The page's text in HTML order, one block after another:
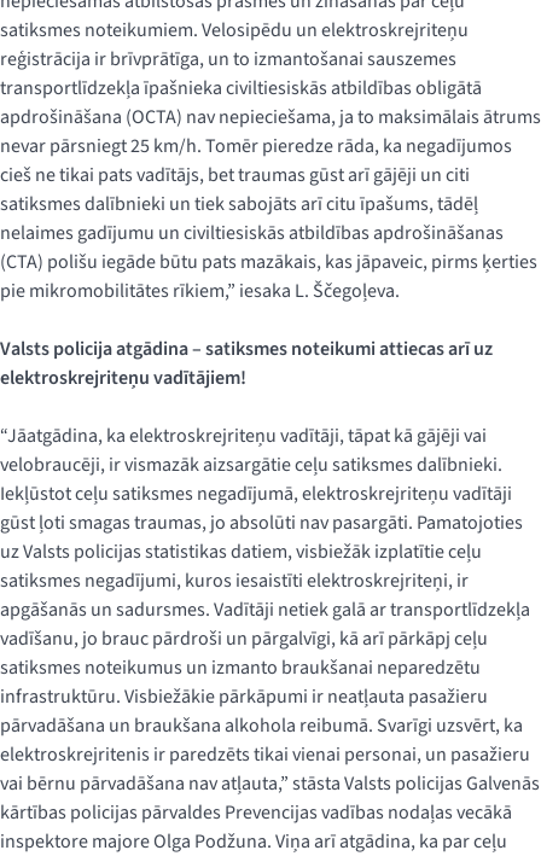
satiksmes noteikumiem. Velosipēdu un elektroskrejriteņu
reģistrācija ir brīvprātīga, un to izmantošanai sauszemes
transportlīdzekļa īpašnieka civiltiesiskās atbildības obligātā
apdrošināšana (OCTA) nav nepieciešama, ja to maksimālais ātrums
nevar pārsniegt 25 km/h. Tomēr pieredze rāda, ka negadījumos
cieš ne tikai pats vadītājs, bet traumas gūst arī gājēji un citi
satiksmes dalībnieki un tiek sabojāts arī citu īpašums, tādēļ
nelaimes gadījumu un civiltiesiskās atbildības apdrošināšanas
(CTA) polišu iegāde būtu pats mazākais, kas jāpaveic, pirms ķerties
pie mikromobilitātes rīkiem,” iesaka L. Ščegoļeva.
Valsts policija atgādina – satiksmes noteikumi attiecas arī uz
elektroskrejriteņu vadītājiem!
“Jāatgādina, ka elektroskrejriteņu vadītāji, tāpat kā gājēji vai
velobraucēji, ir vismazāk aizsargātie ceļu satiksmes dalībnieki.
Iekļūstot ceļu satiksmes negadījumā, elektroskrejriteņu vadītāji
gūst ļoti smagas traumas, jo absolūti nav pasargāti. Pamatojoties
uz Valsts policijas statistikas datiem, visbiežāk izplatītie ceļu
satiksmes negadījumi, kuros iesaistīti elektroskrejriteņi, ir
apgāšanās un sadursmes. Vadītāji netiek galā ar transportlīdzekļa
vadīšanu, jo brauc pārdroši un pārgalvīgi, kā arī pārkāpj ceļu
satiksmes noteikumus un izmanto braukšanai neparedzētu
infrastruktūru. Visbiežākie pārkāpumi ir neatļauta pasažieru
pārvadāšana un braukšana alkohola reibumā. Svarīgi uzsvērt, ka
elektroskrejritenis ir paredzēts tikai vienai personai, un pasažieru
vai bērnu pārvadāšana nav atļauta,” stāsta Valsts policijas Galvenās
kārtības policijas pārvaldes Prevencijas vadības nodaļas vecākā
inspektore majore Olga Podžuna. Viņa arī atgādina, ka par ceļu